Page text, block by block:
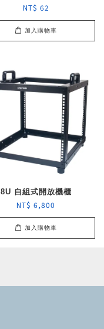
NT$ 62
加入購物車
8U 自組式開放機櫃
NT$ 6,800
加入購物車